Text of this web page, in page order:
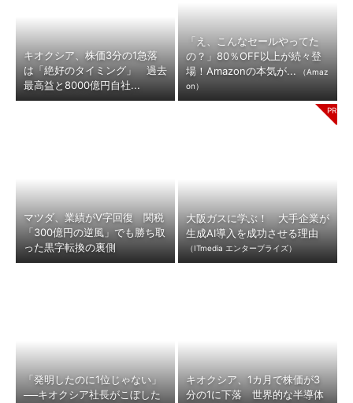
キオクシア、株価3分の1急落
は「絶好のタイミング」 過去
最高益と8000億円自社...
「え、こんなセールやってた
の？」80％OFF以上が続々登
場！Amazonの本気が...
（Amaz
on）
マツダ、業績がV字回復 関税
「300億円の逆風」でも勝ち取
った黒字転換の裏側
大阪ガスに学ぶ！ 大手企業が
生成AI導入を成功させる理由
（ITmedia エンタープライズ）
「発明したのに1位じゃない」
──キオクシア社長がこぼした
キオクシア、1カ月で株価が3
分の1に下落 世界的な半導体